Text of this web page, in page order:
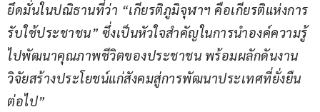
ยึดมั่นในปณิธานที่ว่า “เกียรติภูมิจุฬาฯ คือเกียรติแห่งการ
รับใช้ประชาชน” ซึ่งเป็นหัวใจสำคัญในการนำองค์ความรู้
ไปพัฒนาคุณภาพชีวิตของประชาชน พร้อมผลักดันงาน
วิจัยสร้างประโยชน์แก่สังคมสู่การพัฒนาประเทศที่ยั่งยืน
ต่อไป”